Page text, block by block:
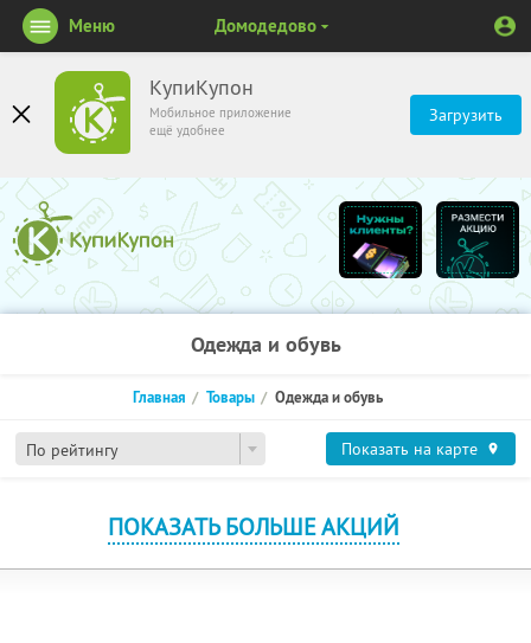
КупиКупон
Мобильное приложение
ещё удобнее
Загрузить
Меню Домодедово
Одежда и обувь
По рейтингу
Главная Товары Одежда и обувь
Показать на карте
ПОКАЗАТЬ БОЛЬШЕ АКЦИЙ